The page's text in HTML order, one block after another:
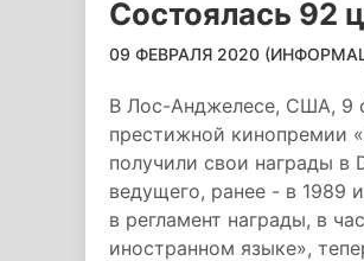
Состоялась 92
09 ФЕВРАЛЯ 2020
В Лос-Анджелесе, США, 9
престижной кинопремии
получили свои награды в
ведущего, ранее - в 1989
в регламент награды, в
иностранном языке»,